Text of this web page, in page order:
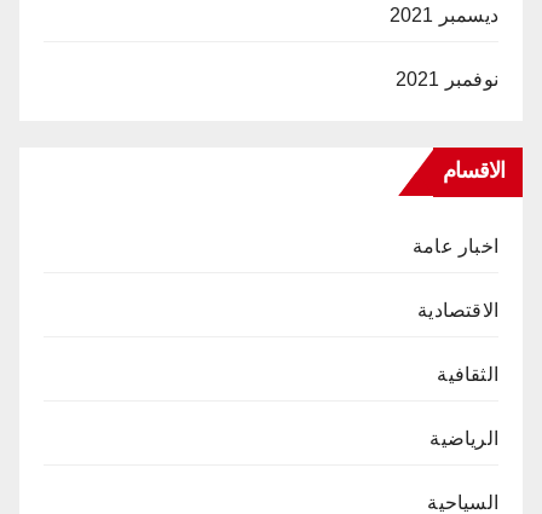
ديسمبر 2021
نوفمبر 2021
الاقسام
اخبار عامة
الاقتصادية
الثقافية
الرياضية
السياحية